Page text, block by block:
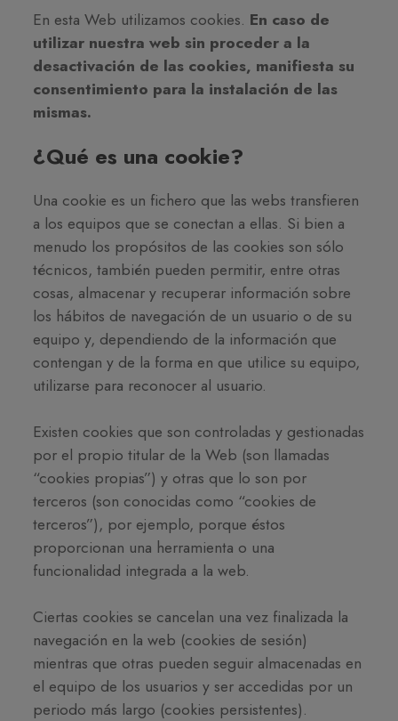
En esta Web utilizamos cookies. En caso de
utilizar nuestra web sin proceder a la
desactivación de las cookies, manifiesta su
consentimiento para la instalación de las
mismas.
¿Qué es una cookie?
Una cookie es un fichero que las webs transfieren
a los equipos que se conectan a ellas. Si bien a
menudo los propósitos de las cookies son sólo
técnicos, también pueden permitir, entre otras
cosas, almacenar y recuperar información sobre
los hábitos de navegación de un usuario o de su
equipo y, dependiendo de la información que
contengan y de la forma en que utilice su equipo,
utilizarse para reconocer al usuario.
Existen cookies que son controladas y gestionadas
por el propio titular de la Web (son llamadas
“cookies propias”) y otras que lo son por
terceros (son conocidas como “cookies de
terceros”), por ejemplo, porque éstos
proporcionan una herramienta o una
funcionalidad integrada a la web.
Ciertas cookies se cancelan una vez finalizada la
navegación en la web (cookies de sesión)
mientras que otras pueden seguir almacenadas en
el equipo de los usuarios y ser accedidas por un
periodo más largo (cookies persistentes).